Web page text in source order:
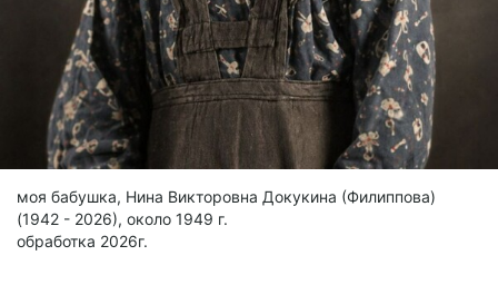
моя бабушка, Нина Викторовна Докукина (Филиппова)
(1942 - 2026), около 1949 г.
обработка 2026г.